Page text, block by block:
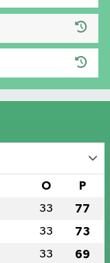
O P
33 77
33 73
33 69